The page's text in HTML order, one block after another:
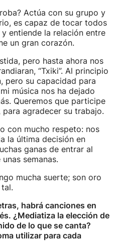
Actúa con su grupo y
es capaz de tocar todos
entiende la relación entre
un gran corazón.
pero hasta ahora nos
“Txiki”. Al principio
pero su capacidad para
música nos ha dejado
Queremos que participe
agradecer su trabajo.
con mucho respeto: nos
la última decisión en
ganas de entrar al
semanas.
mucha suerte; son oro
habrá canciones en
¿Mediatiza la elección de
de lo que se canta?
utilizar para cada